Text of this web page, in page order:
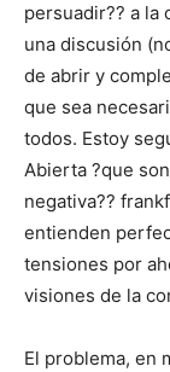
persuadir?? a la
una discusión
de abrir y
que sea
todos. Estoy
Abierta ?que
negativa??
entienden
tensiones por
visiones de la
El problema, en